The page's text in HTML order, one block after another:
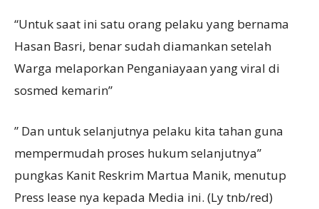
“Untuk saat ini satu orang pelaku yang bernama
Hasan Basri, benar sudah diamankan setelah
Warga melaporkan Penganiayaan yang viral di
sosmed kemarin”
” Dan untuk selanjutnya pelaku kita tahan guna
mempermudah proses hukum selanjutnya”
pungkas Kanit Reskrim Martua Manik, menutup
Press lease nya kepada Media ini. (Ly tnb/red)